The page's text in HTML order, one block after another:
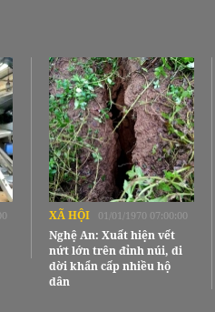
XÃ HỘI 01/01/1970 07:00:00
Nghệ An: Xuất hiện vết
nứt lớn trên đỉnh núi, di
dời khẩn cấp nhiều hộ
dân